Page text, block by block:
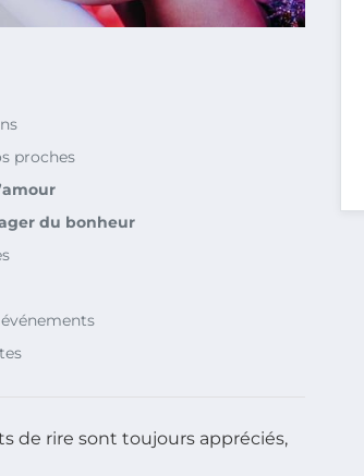
proches
du bonheur
de rire sont toujours appréciés,